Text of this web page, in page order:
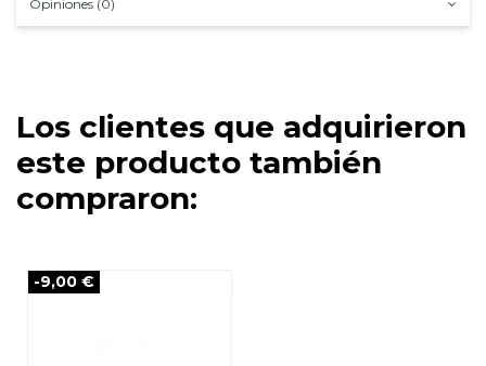
Opiniones (0)
Los clientes que adquirieron
este producto también
compraron:
-9,00 €